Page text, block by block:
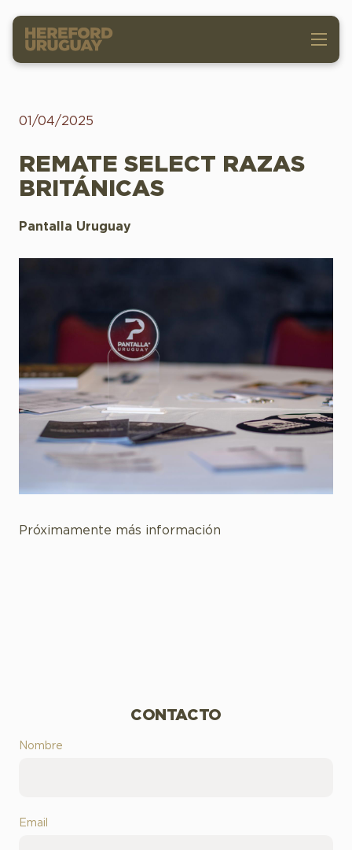
01/04/2025
REMATE SELECT RAZAS
BRITÁNICAS
Pantalla Uruguay
Próximamente más información
CONTACTO
Nombre
Email